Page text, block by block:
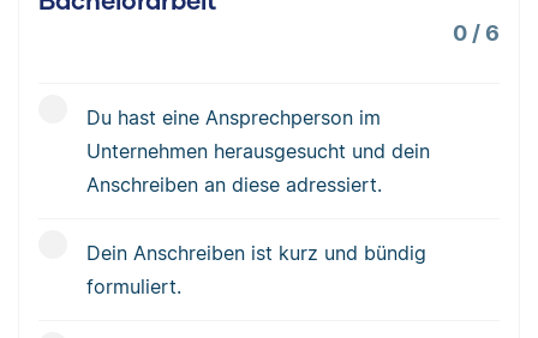
0 / 6
Du hast eine Ansprechperson im
Unternehmen herausgesucht und dein
Anschreiben an diese adressiert.
Dein Anschreiben ist kurz und bündig
formuliert.